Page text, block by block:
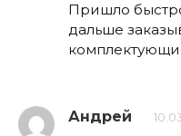
Пришло
дальше
Андрей